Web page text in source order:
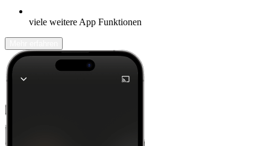
viele weitere App Funktionen